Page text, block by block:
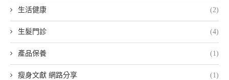
生活健康 (2)
生髮門診 (4)
產品保養 (1)
瘦身文獻 網路分享 (1)